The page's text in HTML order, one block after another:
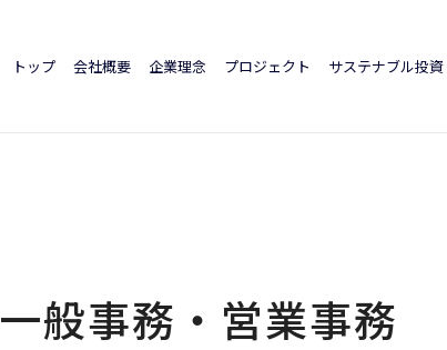
トップ 会社概要 企業理念 プロジェクト サステナブル投資
一般事務・営業事務